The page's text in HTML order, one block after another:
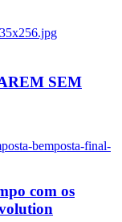
SEM
bemposta-final-
com os